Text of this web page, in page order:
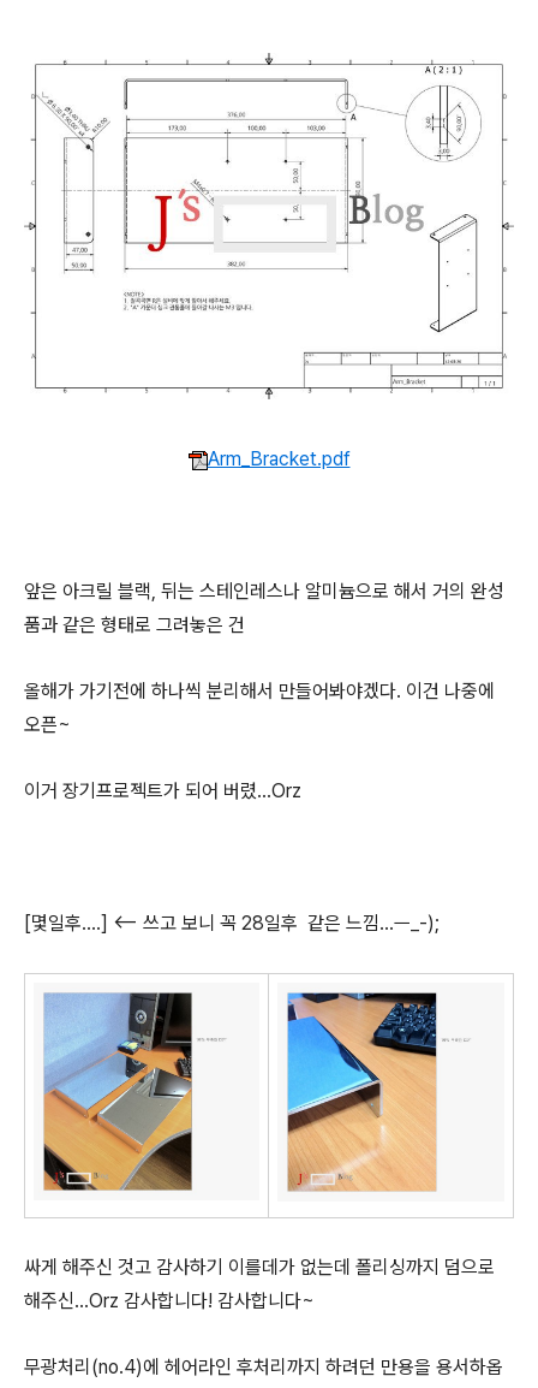
Arm_Bracket.pdf
앞은 아크릴 블랙, 뒤는 스테인레스나 알미늄으로 해서 거의 완성
품과 같은 형태로 그려놓은 건
올해가 가기전에 하나씩 분리해서 만들어봐야겠다. 이건 나중에
오픈~
이거 장기프로젝트가 되어 버렸...Orz
[몇일후....] <-- 쓰고 보니 꼭 28일후 같은 느낌...ㅡ_-);
싸게 해주신 것고 감사하기 이를데가 없는데 폴리싱까지 덤으로
해주신...Orz 감사합니다! 감사합니다~
무광처리(no.4)에 헤어라인 후처리까지 하려던 만용을 용서하옵